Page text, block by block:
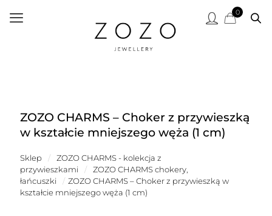
0
ZOZO CHARMS – Choker z przywieszką
w kształcie mniejszego węża (1 cm)
Sklep /
ZOZO CHARMS - kolekcja z
przywieszkami
/
ZOZO CHARMS chokery,
łańcuszki
/ ZOZO CHARMS – Choker z przywieszką w
kształcie mniejszego węża (1 cm)